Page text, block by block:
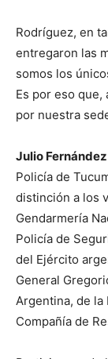
Rodríguez, en
entregaron las
somos los
Es por eso
por nuestra
Julio Fernández
Policía de
distinción a los
Gendarmería
Policía de
del Ejército
General
Argentina, de la
Compañía de